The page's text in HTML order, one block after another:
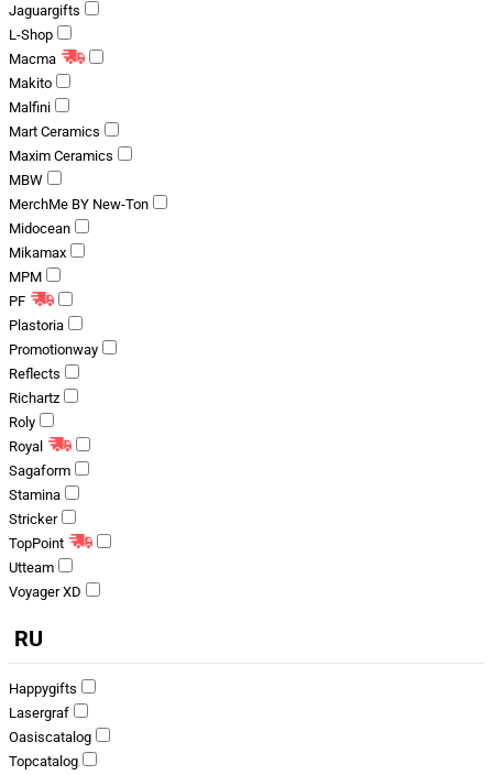
Jaguargifts
L-Shop
Macma
Makito
Malfini
Mart Ceramics
Maxim Ceramics
MBW
MerchMe BY New-Ton
Midocean
Mikamax
MPM
PF
Plastoria
Promotionway
Reflects
Richartz
Roly
Royal
Sagaform
Stamina
Stricker
TopPoint
Utteam
Voyager XD
RU
Happygifts
Lasergraf
Oasiscatalog
Topcatalog